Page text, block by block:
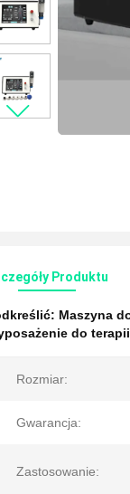
Produktu
Maszyna
do
Rozmiar:
Gwarancja:
Zastosowanie: